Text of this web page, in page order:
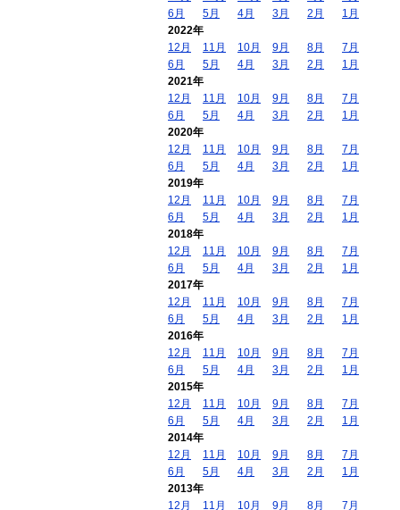
6月
5月 4月 3月 2月
1月
2022年
12月
11月 10月 9月 8月
7月
6月
5月 4月 3月 2月
1月
2021年
12月
11月 10月 9月 8月
7月
6月
5月 4月 3月 2月
1月
2020年
12月
11月 10月 9月 8月
7月
6月
5月 4月 3月 2月
1月
2019年
12月
11月 10月 9月 8月
7月
6月
5月 4月 3月 2月
1月
2018年
12月
11月 10月 9月 8月
7月
6月
5月 4月 3月 2月
1月
2017年
12月
11月 10月 9月 8月
7月
6月
5月 4月 3月 2月
1月
2016年
12月
11月 10月 9月 8月
7月
6月
5月 4月 3月 2月
1月
2015年
12月
11月 10月 9月 8月
7月
6月
5月 4月 3月 2月
1月
2014年
12月
11月 10月 9月 8月
7月
6月
5月 4月 3月 2月
1月
2013年
12月
11月 10月 9月 8月 7月